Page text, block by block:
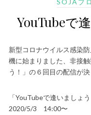
SOJAブ
YouTubeで
新型コロナウイルス感染
機に始まりました、非接
う！」の６回目の配信が決
「YouTubeで逢いましょ
2020/5/3 14:00〜